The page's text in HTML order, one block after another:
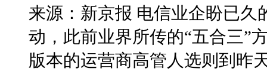
来源：新京报 电信业企盼已
动，此前业界所传的“五合三”
版本的运营商高管人选则到昨